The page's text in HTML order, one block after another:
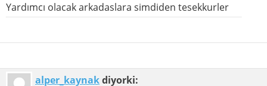
Yardımcı olacak arkadaslara simdiden tesekkurler
alper_kaynakdiyorki: